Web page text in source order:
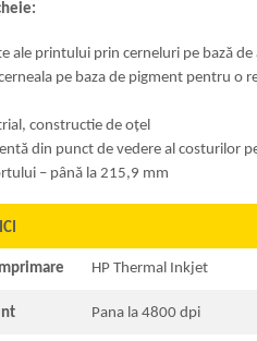
ale printului prin cerneluri pe bază de
pe baza de pigment pentru o
constructie de oțel
din punct de vedere al costurilor
– până la 215,9 mm
HP Thermal Inkjet
Pana la 4800 dpi